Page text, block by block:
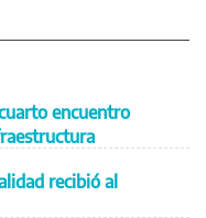
encuentro
recibió al